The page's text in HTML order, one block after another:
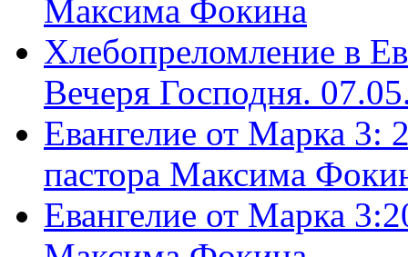
Максима Фокина
Хлебопреломление в
Вечеря Господня.
Евангелие от Марка 3:
пастора Максима
Евангелие от Марка